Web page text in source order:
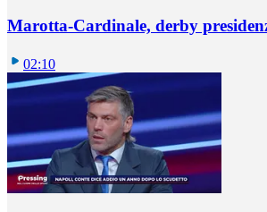
Marotta-Cardinale, derby
02:10